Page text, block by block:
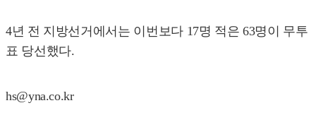
4년 전 지방선거에서는 이번보다 17명 적은 63명이 무투
표 당선했다.
hs@yna.co.kr